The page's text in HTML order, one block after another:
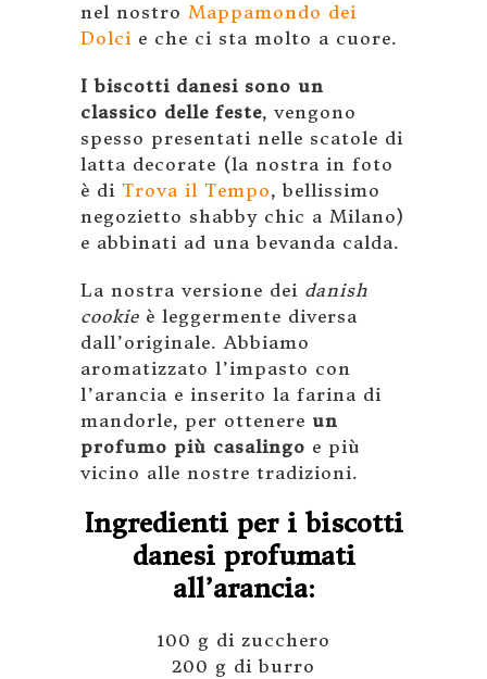
nel nostro Mappamondo dei
Dolci e che ci sta molto a cuore.
I biscotti danesi sono un
classico delle feste, vengono
spesso presentati nelle scatole di
latta decorate (la nostra in foto
è di Trova il Tempo, bellissimo
negozietto shabby chic a Milano)
e abbinati ad una bevanda calda.
La nostra versione dei danish
cookie è leggermente diversa
dall’originale. Abbiamo
aromatizzato l’impasto con
l’arancia e inserito la farina di
mandorle, per ottenere un
profumo più casalingo e più
vicino alle nostre tradizioni.
Ingredienti per i biscotti
danesi profumati
all’arancia:
100 g di zucchero
200 g di burro